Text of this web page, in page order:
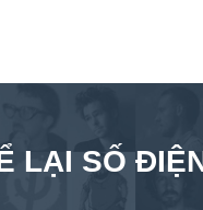
LẠI SỐ